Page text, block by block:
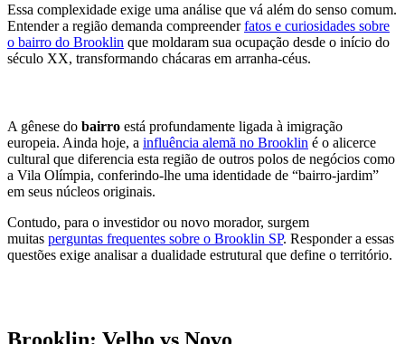
Essa complexidade exige uma análise que vá além do senso comum.
Entender a região demanda compreenderfatos e curiosidades sobre
o bairro do Brooklin que moldaram sua ocupação desde o início do
século XX, transformando chácaras em arranha-céus.
A gênese do bairro está profundamente ligada à imigração
europeia. Ainda hoje, a influência alemã no Brooklin é o alicerce
cultural que diferencia esta região de outros polos de negócios como
a Vila Olímpia, conferindo-lhe uma identidade de “bairro-jardim”
em seus núcleos originais.
Contudo, para o investidor ou novo morador, surgem
muitas perguntas frequentes sobre o Brooklin SP. Responder a essas
questões exige analisar a dualidade estrutural que define o território.
Brooklin: Velho vs Novo